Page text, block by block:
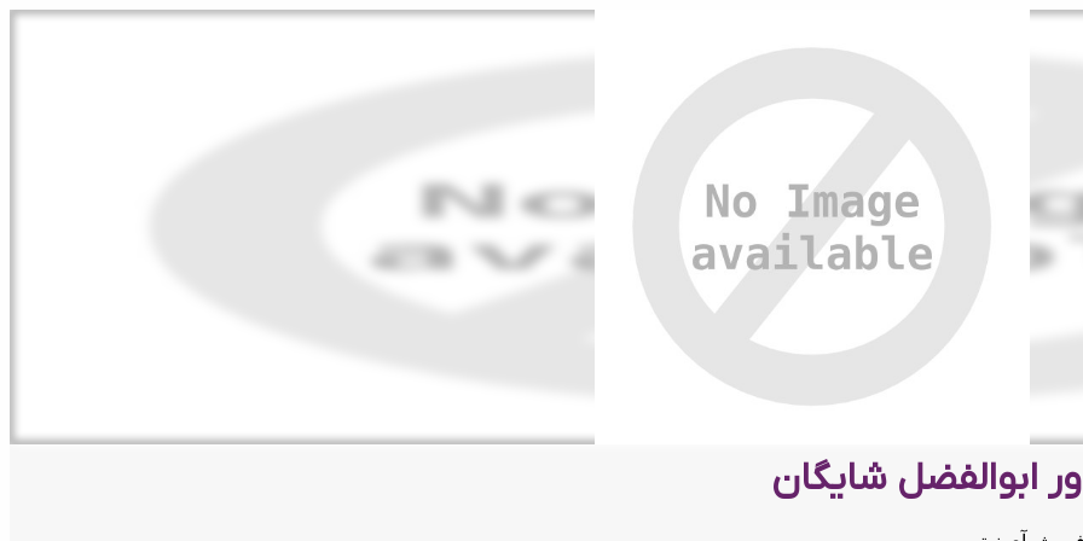
ابوالفضل شایگان